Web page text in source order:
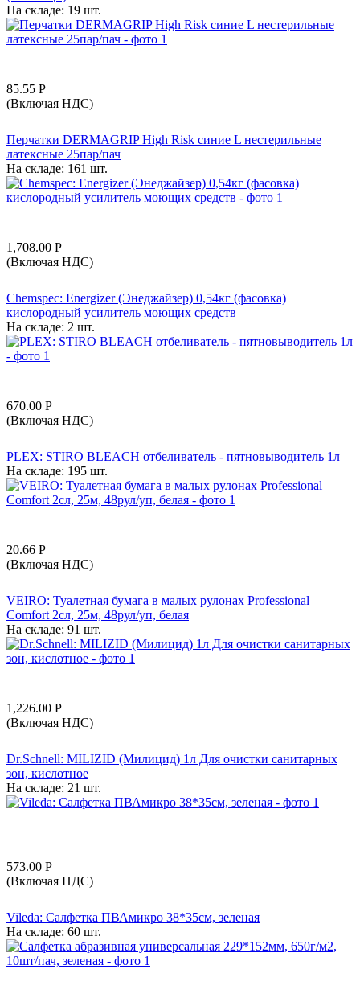
На складе: 19 шт.
85.55 Р
(Включая НДС)
Перчатки DERMAGRIP High Risk синие L нестерильные
латексные 25пар/пач
На складе: 161 шт.
1,708.00 Р
(Включая НДС)
Chemspec: Energizer (Энеджайзер) 0,54кг (фасовка)
кислородный усилитель моющих средств
На складе: 2 шт.
670.00 Р
(Включая НДС)
PLEX: STIRO BLEACH отбеливатель - пятновыводитель 1л
На складе: 195 шт.
20.66 Р
(Включая НДС)
VEIRO: Туалетная бумага в малых рулонах Professional
Comfort 2сл, 25м, 48рул/уп, белая
На складе: 91 шт.
1,226.00 Р
(Включая НДС)
Dr.Schnell: MILIZID (Милицид) 1л Для очистки санитарных
зон, кислотное
На складе: 21 шт.
573.00 Р
(Включая НДС)
Vileda: Салфетка ПВАмикро 38*35см, зеленая
На складе: 60 шт.